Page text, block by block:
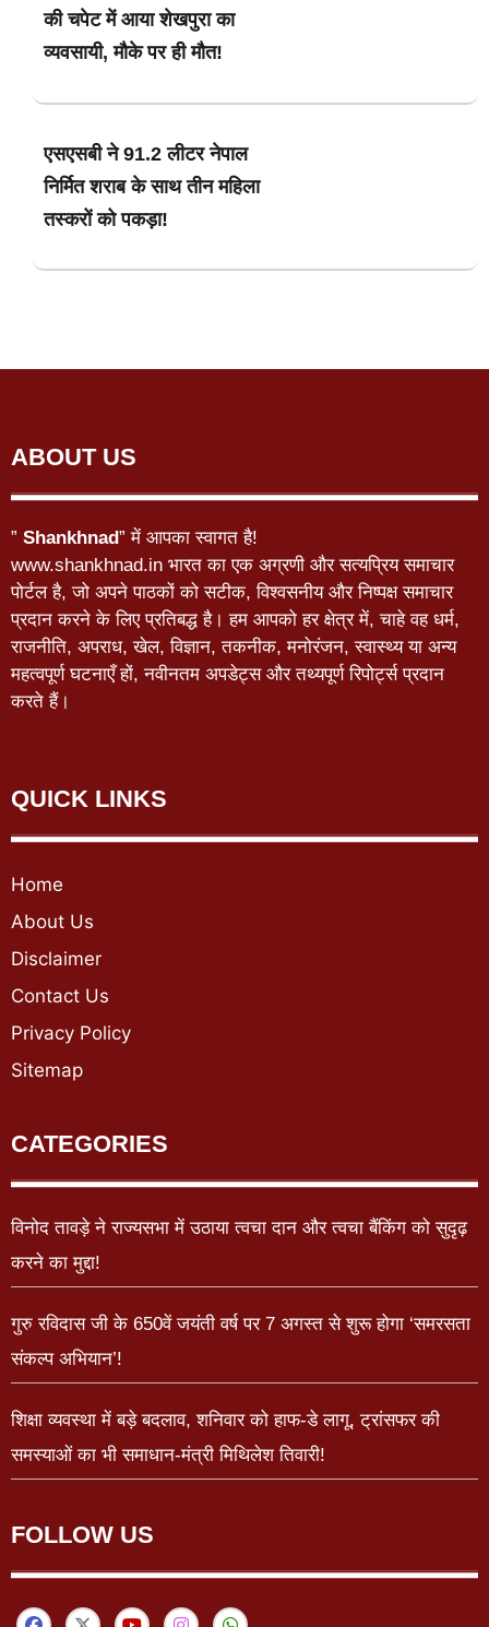
की चपेट में आया शेखपुरा का
व्यवसायी, मौके पर ही मौत!
एसएसबी ने 91.2 लीटर नेपाल
निर्मित शराब के साथ तीन महिला
तस्करों को पकड़ा!
ABOUT US
” Shankhnad” में आपका स्वागत है!
www.shankhnad.in भारत का एक अग्रणी और सत्यप्रिय समाचार
पोर्टल है, जो अपने पाठकों को सटीक, विश्वसनीय और निष्पक्ष समाचार
प्रदान करने के लिए प्रतिबद्ध है। हम आपको हर क्षेत्र में, चाहे वह धर्म,
राजनीति, अपराध, खेल, विज्ञान, तकनीक, मनोरंजन, स्वास्थ्य या अन्य
महत्वपूर्ण घटनाएँ हों, नवीनतम अपडेट्स और तथ्यपूर्ण रिपोर्ट्स प्रदान
करते हैं।
QUICK LINKS
Home
About Us
Disclaimer
Contact Us
Privacy Policy
Sitemap
CATEGORIES
विनोद तावड़े ने राज्यसभा में उठाया त्वचा दान और त्वचा बैंकिंग को सुदृढ़
करने का मुद्दा!
गुरु रविदास जी के 650वें जयंती वर्ष पर 7 अगस्त से शुरू होगा ‘समरसता
संकल्प अभियान’!
शिक्षा व्यवस्था में बड़े बदलाव, शनिवार को हाफ-डे लागू, ट्रांसफर की
समस्याओं का भी समाधान-मंत्री मिथिलेश तिवारी!
FOLLOW US